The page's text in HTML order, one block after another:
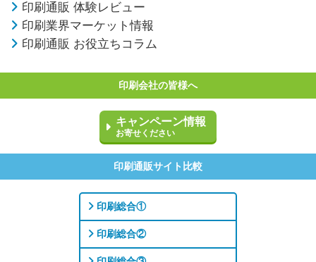
印刷通販 体験レビュー
印刷業界マーケット情報
印刷通販 お役立ちコラム
印刷会社の皆様へ
キャンペーン情報
お寄せください
印刷通販サイト比較
印刷総合①
印刷総合②